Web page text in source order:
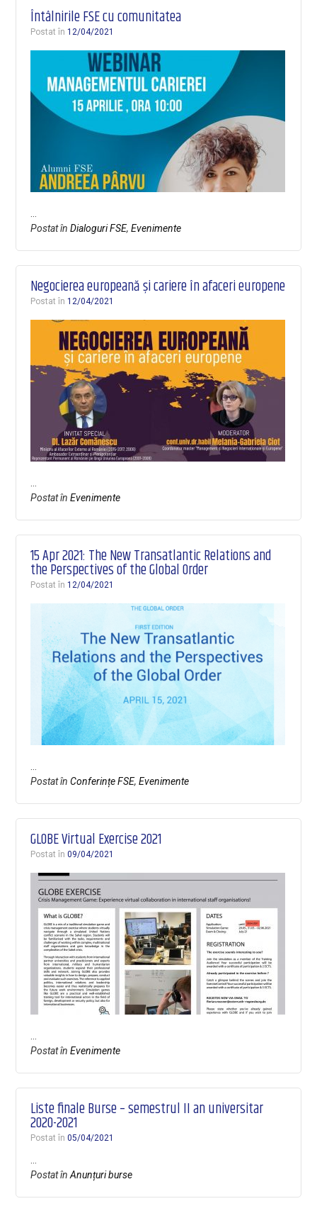
Întâlnirile FSE cu comunitatea
Postat în 12/04/2021
Postat înDialoguri FSE,Evenimente
Negocierea europeană și cariere în afaceri europene
Postat în 12/04/2021
Postat înEvenimente
15 Apr 2021: The New Transatlantic Relations and
the Perspectives of the Global Order
Postat în 12/04/2021
Postat înConferințe FSE,Evenimente
GLOBE Virtual Exercise 2021
Postat în09/04/2021
Postat înEvenimente
Liste finale Burse – semestrul II an universitar
2020-2021
Postat în05/04/2021
Postat înAnunțuri burse